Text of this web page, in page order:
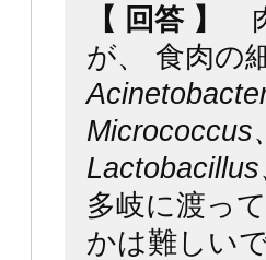
【 回答 】
が、 食肉の
Micrococcus
多岐に渡っ
かは難しい